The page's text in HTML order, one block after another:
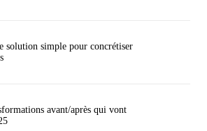
solution simple pour concrétiser
avant/après qui vont